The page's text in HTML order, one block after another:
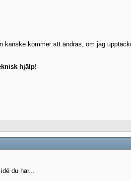
kommer att ändras, om jag
hjälp!
du har...